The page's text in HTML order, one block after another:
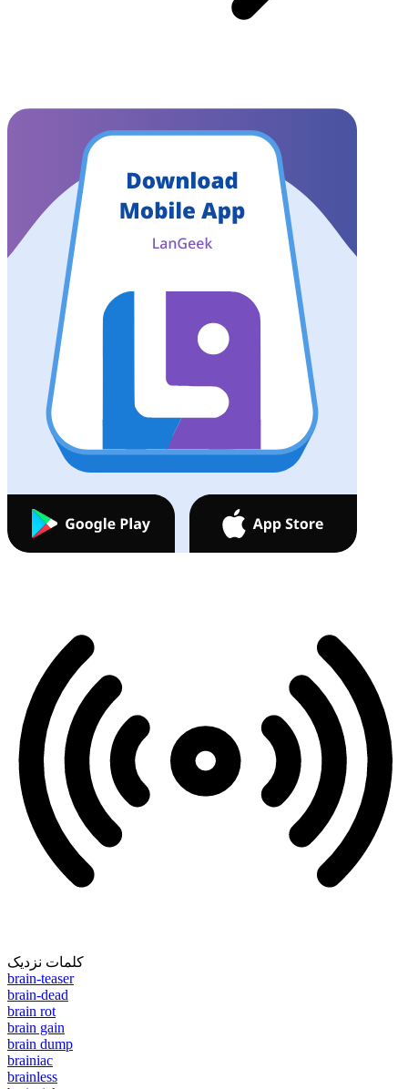
کلمات نزدیک
brain-teaser
brain-dead
brain rot
brain gain
brain dump
brainiac
brainless